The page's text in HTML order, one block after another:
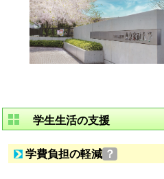
学生生活の支援
学費負担の軽減 ？